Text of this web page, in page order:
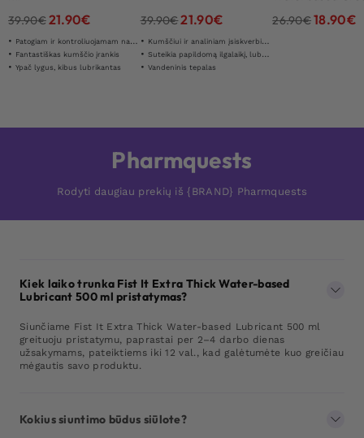
39.90€21.90€
Patogiam ir kontroliuojamam naudojimui
Fantastiškas kumščio įrankis
Ypač lygus, kibus lubrikantas
39.90€21.90€
Kumščiui ir analiniam įsiskverbimui
Suteikia papildomą ilgalaikį, lubrikuojantį efektą
Vandeninis tepalas
26.90€18.90€
Pharmquests
Rodyti daugiau prekių iš {BRAND} Pharmquests
Kiek laiko trunka Fist It Extra Thick Water-based
Lubricant 500 ml pristatymas?
Siunčiame Fist It Extra Thick Water-based Lubricant 500 ml
greituoju pristatymu, paprastai per 2–4 darbo dienas
užsakymams, pateiktiems iki 12 val., kad galėtumėte kuo greičiau
mėgautis savo produktu.
Kokius siuntimo būdus siūlote?